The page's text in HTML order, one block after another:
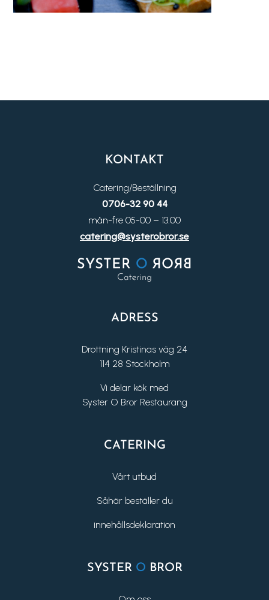
KONTAKT
Catering/Beställning
0706-32 90 44
mån-fre 05-00 – 13.00
catering@systerobror.se
ADRESS
Drottning Kristinas väg 24
114 28 Stockholm
Vi delar kök med
Syster O Bror Restaurang
CATERING
Vårt utbud
Såhär beställer du
innehållsdeklaration
SYSTER O BROR